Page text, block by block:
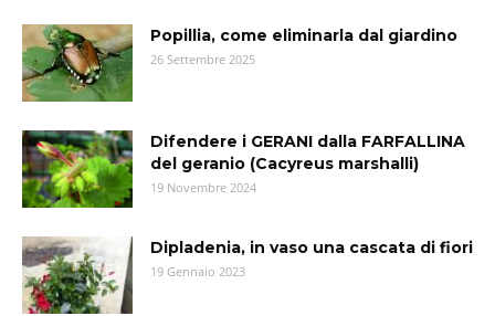
Popillia, come eliminarla dal giardino
26 Settembre 2025
Difendere i GERANI dalla FARFALLINA
del geranio (Cacyreus marshalli)
19 Novembre 2024
Dipladenia, in vaso una cascata di fiori
19 Gennaio 2023